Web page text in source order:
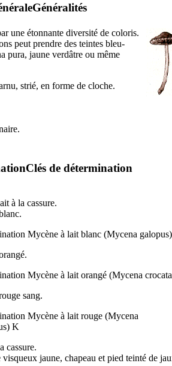
Généralités
une étonnante diversité de coloris.
peut prendre des teintes bleu-
pura, jaune verdâtre ou même
strié, en forme de cloche.
Clés de détermination
à la cassure.
Mycène à lait blanc (Mycena galopus
Mycène à lait orangé (Mycena crocata
sang.
Mycène à lait rouge (Mycena
) K
cassure.
visqueux jaune, chapeau et pied teinté de